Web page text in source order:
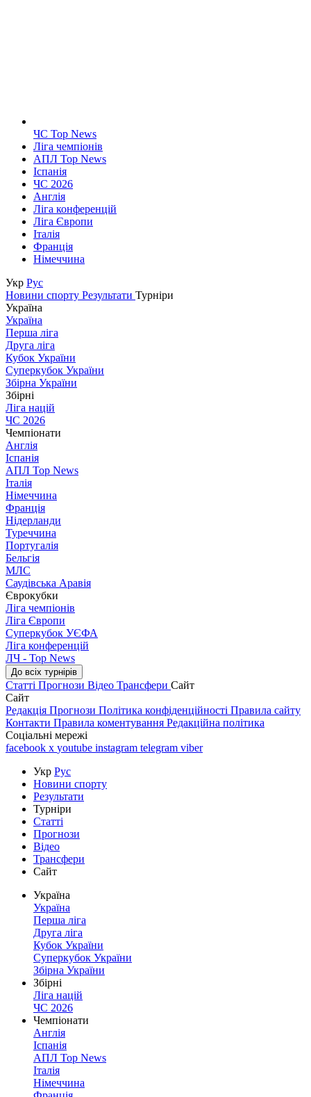
ЧС Top News
Ліга чемпіонів
АПЛ Top News
Іспанія
ЧС 2026
Англія
Ліга конференцій
Ліга Європи
Італія
Франція
Німеччина
Укр Рус
Новини спорту Результати Турніри
Україна
Україна
Перша ліга
Друга ліга
Кубок України
Суперкубок України
Збірна України
Збірні
Ліга націй
ЧС 2026
Чемпіонати
Англія
Іспанія
АПЛ Top News
Італія
Німеччина
Франція
Нідерланди
Туреччина
Португалія
Бельгія
МЛС
Саудівська Аравія
Єврокубки
Ліга чемпіонів
Ліга Європи
Суперкубок УЄФА
Ліга конференцій
ЛЧ - Top News
До всіх турнірів
Статті Прогнози Відео Трансфери Сайт
Сайт
Редакція Прогнози Політика конфіденційності Правила сайту
Контакти Правила коментування Редакційна політика
Соціальні мережі
facebook x youtube instagram telegram viber
Укр Рус
Новини спорту
Результати
Турніри
Статті
Прогнози
Відео
Трансфери
Сайт
Україна
Україна
Перша ліга
Друга ліга
Кубок України
Суперкубок України
Збірна України
Збірні
Ліга націй
ЧС 2026
Чемпіонати
Англія
Іспанія
АПЛ Top News
Італія
Німеччина